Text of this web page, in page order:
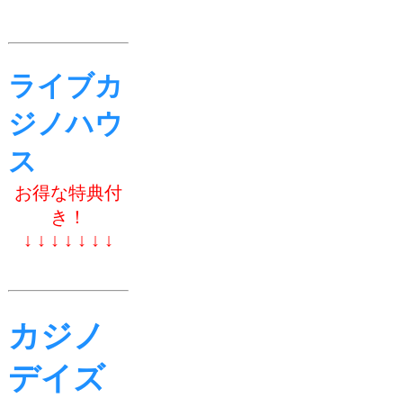
ライブカ
ジノハウ
ス
お得な特典付
き！
↓ ↓ ↓ ↓ ↓ ↓ ↓
カジノ
デイズ